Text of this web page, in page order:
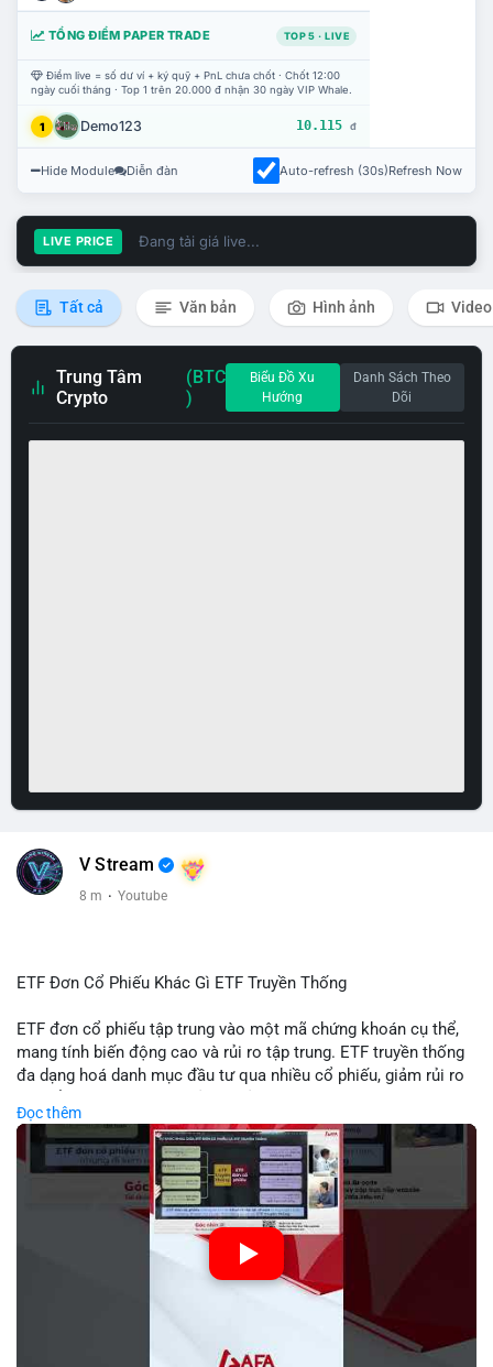
TỔNG ĐIỂM PAPER TRADE TOP 5 · LIVE
Điểm live = số dư ví + ký quỹ + PnL chưa chốt · Chốt 12:00
ngày cuối tháng · Top 1 trên 20.000 đ nhận 30 ngày VIP Whale.
1 Demo123 10.115 đ
Hide Module Diễn đàn Auto-refresh (30s)Refresh Now
LIVE PRICE Đang tải giá live...
Tất cả Văn bản Hình ảnh Video
Trung Tâm
Crypto
(BTC
)
Biểu Đồ Xu
Hướng
Danh Sách Theo
Dõi
V Stream
8 m · Youtube
ETF Đơn Cổ Phiếu Khác Gì ETF Truyền Thống
ETF đơn cổ phiếu tập trung vào một mã chứng khoán cụ thể,
mang tính biến động cao và rủi ro tập trung. ETF truyền thống
đa dạng hoá danh mục đầu tư qua nhiều cổ phiếu, giảm rủi ro
sản và mức độ tiếp xúc với thị trường.
🎥 Xem video trực tiếp tại:
Nguồn: Tài chính & Kinh doanh
Đọc thêm